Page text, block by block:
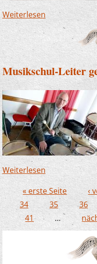
Weiterlesen über Unsere
Musikschul-Leiter
Weiterlesenüber
Pfalz
Seiten
« erste Seite ‹
34
35 36
41
…